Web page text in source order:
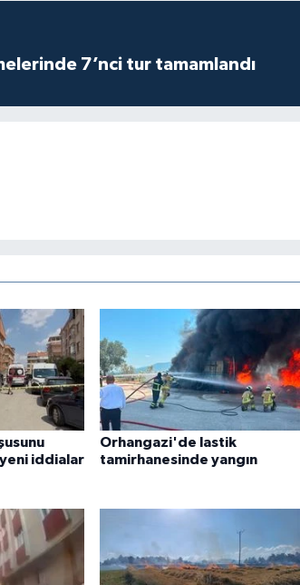
7’nci tur tamamlandı
yeni iddialar
Orhangazi'de lastik
tamirhanesinde yangın